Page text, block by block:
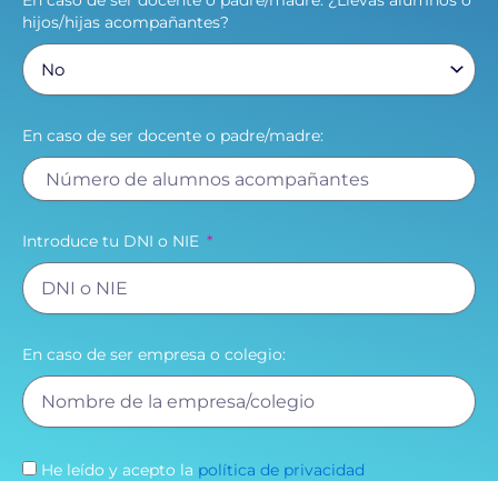
hijos/hijas acompañantes?
En caso de ser docente o padre/madre:
Introduce tu DNI o NIE
En caso de ser empresa o colegio:
He leído y acepto la política de privacidad